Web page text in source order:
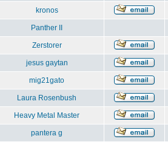
kronos
Panther II
Zerstorer
jesus gaytan
mig21gato
Laura Rosenbush
Heavy Metal Master
pantera g